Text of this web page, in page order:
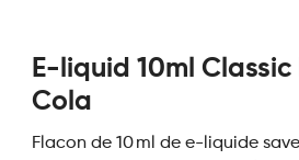
E-liquid 10ml Classic
Cola
Flacon de 10 ml de e-liquide